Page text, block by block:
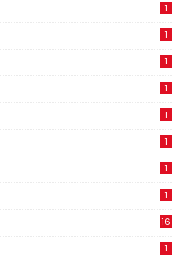
1
1
1
1
1
1
1
1
16
1